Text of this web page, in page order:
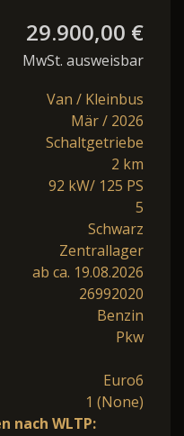
29.900,00 €
MwSt. ausweisbar
Van / Kleinbus
Mär / 2026
Schaltgetriebe
2 km
92 kW/ 125 PS
5
Schwarz
Zentrallager
ab ca. 19.08.2026
26992020
Benzin
Pkw
Euro6
1 (None)
nach WLTP: